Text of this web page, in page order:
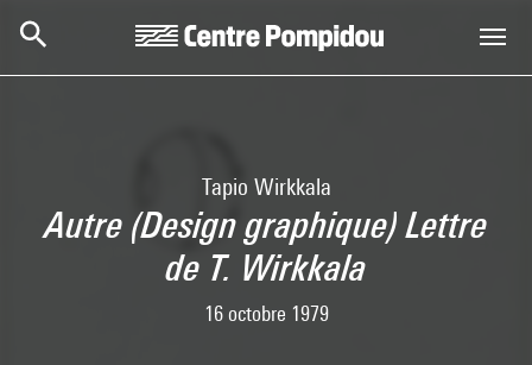
Tapio Wirkkala
Autre (Design graphique) Lettre
de T. Wirkkala
16 octobre 1979